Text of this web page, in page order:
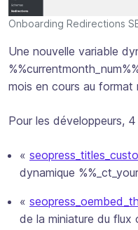
Onboarding Redirections
Une nouvelle variable
mois en cours au format
Pour les développeurs,
«
dynamique
«
de la miniature du flux